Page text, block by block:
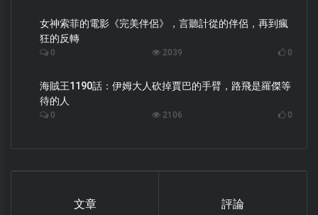
女神索菲的電影《完美伴侶》，言聽計從的伴侶，再到瘋
狂的反轉
0 2039 0
海賊王1190話：伊姆大人砍掉賈巴的手臂，路飛是羅傑等
待的人
0 2106 0
文章
評論